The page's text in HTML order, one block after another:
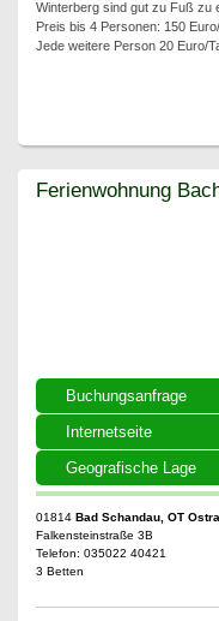
Winterberg sind gut zu Fuß zu
Preis bis 4 Personen: 150
Jede weitere Person 20 Euro/
Ferienwohnung Bach
Buchungsanfrage
Internetseite
Geografische Lage
Ferienwohnung
01814 Bad Schandau, OT
Falkensteinstraße 3B
Telefon: 035022 40421
3 Betten